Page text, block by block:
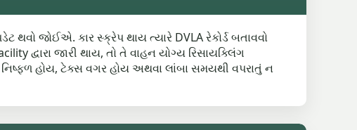
થવો જોઈએ. કાર સ્ક્રેપ થાય ત્યારે DVLA રેકોર્ડ બતાવવો
દ્વારા જારી થાય, તો તે વાહન યોગ્ય રિસાયક્લિંગ
હોય, ટેક્સ વગર હોય અથવા લાંબા સમયથી વપરાતું ન